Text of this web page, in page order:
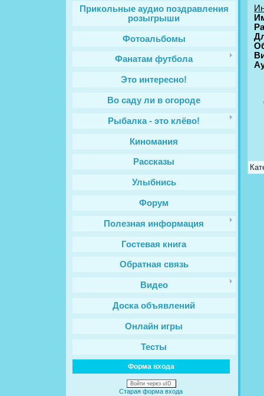
Прикольные аудио поздравления
розыгрыши
Фотоальбомы
Фанатам футбола
Это интересно!
Во саду ли в огороде
Рыбалка - это клёво!
Киномания
Рассказы
Улыбнись
Форум
Полезная информация
Гостевая книга
Обратная связь
Видео
Доска объявлений
Онлайн игры
Тесты
Форма входа
Войти через uID
Старая форма входа